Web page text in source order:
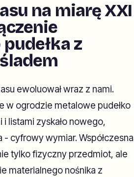
na miarę XXI
z
ewoluował wraz z nami.
w ogrodzie metalowe pudełko
listami zyskało nowego,
cyfrowy wymiar. Współczesna
tylko fizyczny przedmiot, ale
materialnego nośnika z